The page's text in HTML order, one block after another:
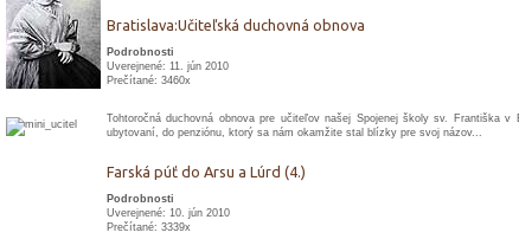
Bratislava:Učiteľská duchovná obnova
Podrobnosti
Uverejnené: 11. jún 2010
Prečítané: 3460x
Tohtoročná duchovná obnova pre učiteľov našej Spojenej školy sv. Františka
ubytovaní, do penziónu, ktorý sa nám okamžite stal blízky pre svoj názov...
Farská púť do Arsu a Lúrd (4.)
Podrobnosti
Uverejnené: 10. jún 2010
Prečítané: 3339x